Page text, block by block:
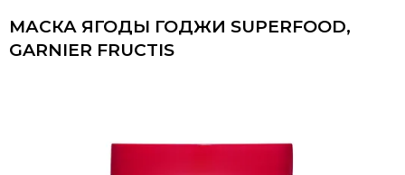
МАСКА ЯГОДЫ ГОДЖИ SUPERFOOD,
GARNIER FRUCTIS